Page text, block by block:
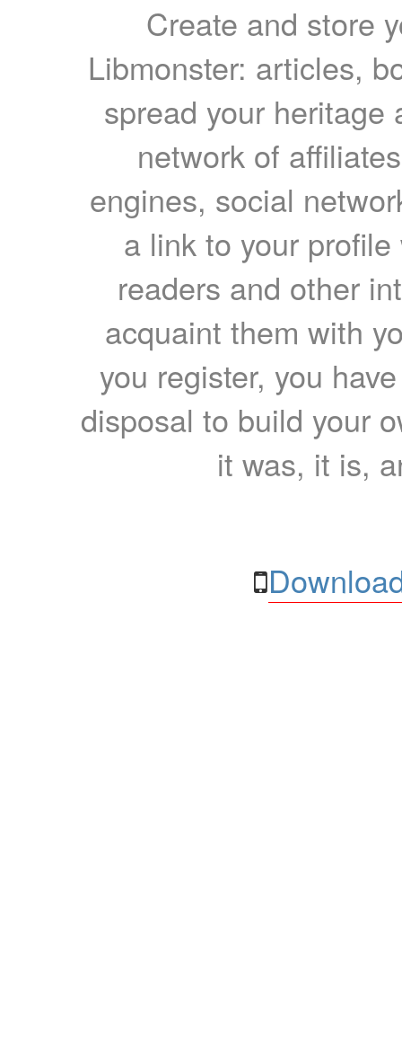
Create and store
Libmonster: articles,
spread your heritage
network of
engines, social
a link to your
readers and other
acquaint them with
you register, you
disposal to build your
it was, it is,